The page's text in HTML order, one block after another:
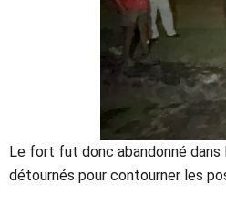
Le fort fut donc abandonné
détournés pour contourner les